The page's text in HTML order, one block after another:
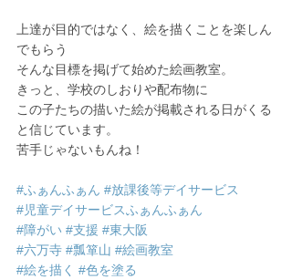
上達が目的ではなく、絵を描くことを楽しん
でもらう
そんな目標を掲げて始めた絵画教室。
きっと、学校のしおりや配布物に
この子たちの描いた絵が掲載される日がくる
と信じています。
苦手じゃないもんね！
#ふぁんふぁん #放課後等デイサービス
#児童デイサービスふぁんふぁん
#障がい #支援 #東大阪
#六万寺 #瓢箪山 #絵画教室
#絵を描く #色を塗る